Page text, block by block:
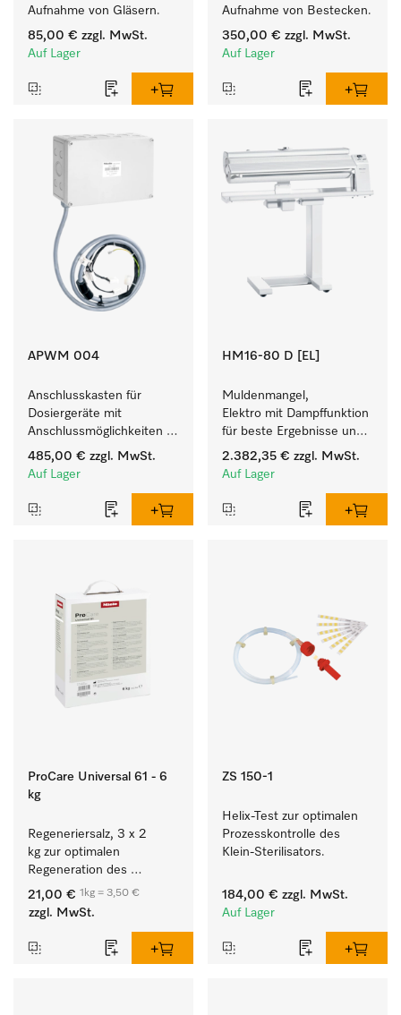
Aufnahme von Gläsern.
85,00 € zzgl. MwSt.
Auf Lager
Aufnahme von Bestecken.
350,00 € zzgl. MwSt.
Auf Lager
APWM 004
Anschlusskasten für
Dosiergeräte mit
Anschlussmöglichkeiten
für maximal 6
Dosierpumpen.
485,00 € zzgl. MwSt.
Auf Lager
HM16-80 D [EL]
Muldenmangel,
Elektro mit Dampffunktion
für beste Ergebnisse und
höchsten Komfort.
2.382,35 € zzgl. MwSt.
Auf Lager
ProCare Universal 61 - 6
kg
Regeneriersalz, 3 x 2
kg zur optimalen
Regeneration des
internen Enthärters.
21,00 € 1kg = 3,50 €
zzgl. MwSt.
ZS 150-1
Helix-Test zur optimalen
Prozesskontrolle des
Klein-Sterilisators.
184,00 € zzgl. MwSt.
Auf Lager